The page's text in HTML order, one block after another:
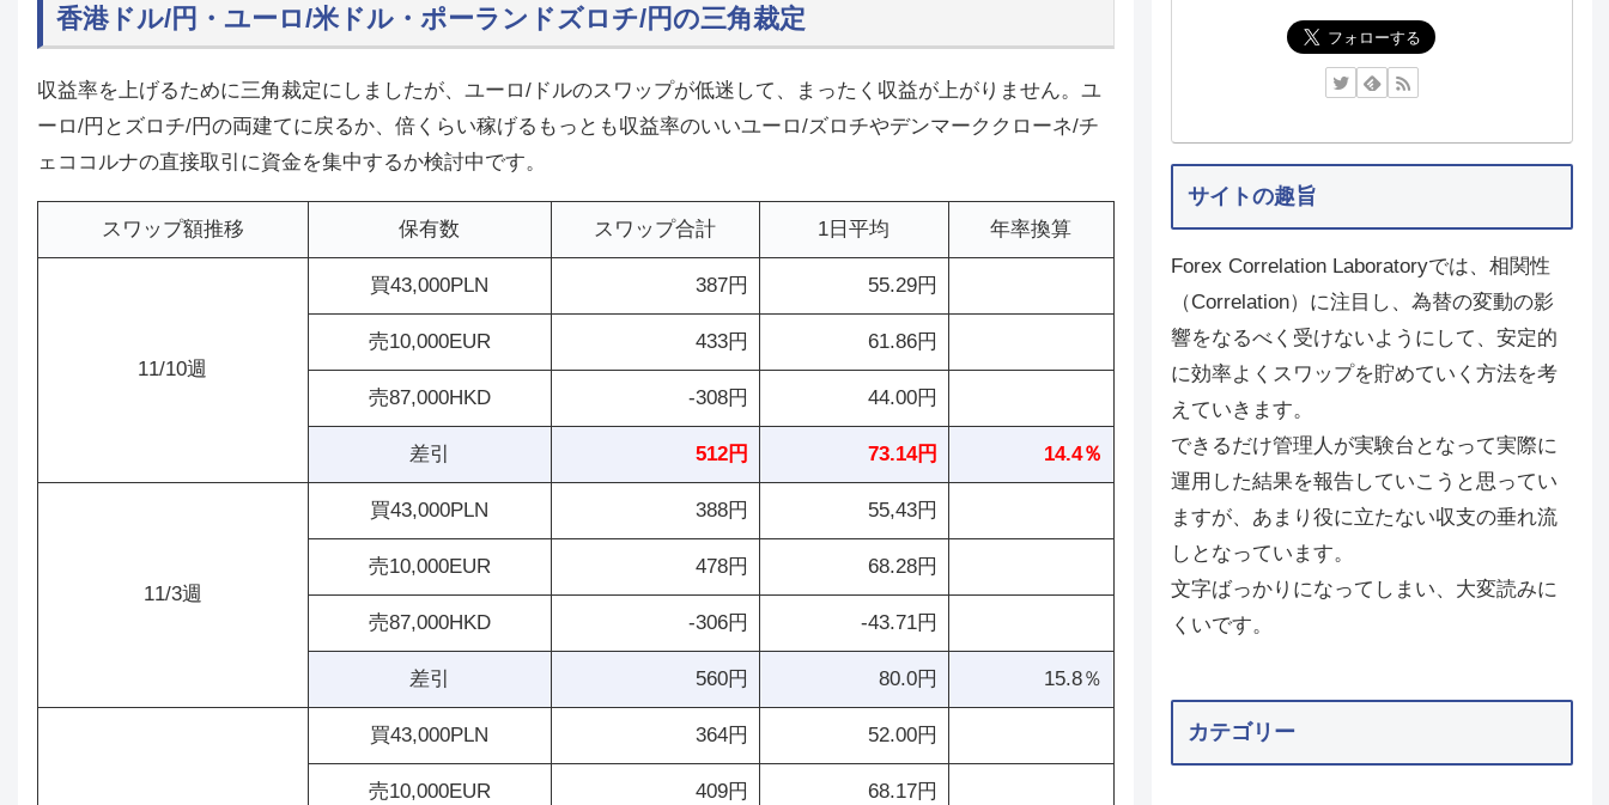
香港ドル/円・ユーロ/米ドル・ポーランドズロチ/円の三角裁定
収益率を上げるために三角裁定にしましたが、ユーロ/ドルのスワップが低迷して、まったく収益が上がりません。ユ
ーロ/円とズロチ/円の両建てに戻るか、倍くらい稼げるもっとも収益率のいいユーロ/ズロチやデンマーククローネ/チ
ェココルナの直接取引に資金を集中するか検討中です。
スワップ額推移 保有数 スワップ合計 1日平均 年率換算
11/10週
買43,000PLN 387円 55.29円
売10,000EUR 433円 61.86円
売87,000HKD -308円 44.00円
差引 512円 73.14円 14.4％
11/3週
買43,000PLN 388円 55,43円
売10,000EUR 478円 68.28円
売87,000HKD -306円 -43.71円
差引 560円 80.0円 15.8％
買43,000PLN 364円 52.00円
売10,000EUR 409円 68.17円
サイトの趣旨
Forex Correlation Laboratoryでは、相関性
（Correlation）に注目し、為替の変動の影
響をなるべく受けないようにして、安定的
に効率よくスワップを貯めていく方法を考
えていきます。
できるだけ管理人が実験台となって実際に
運用した結果を報告していこうと思ってい
ますが、あまり役に立たない収支の垂れ流
しとなっています。
文字ばっかりになってしまい、大変読みに
くいです。
カテゴリー